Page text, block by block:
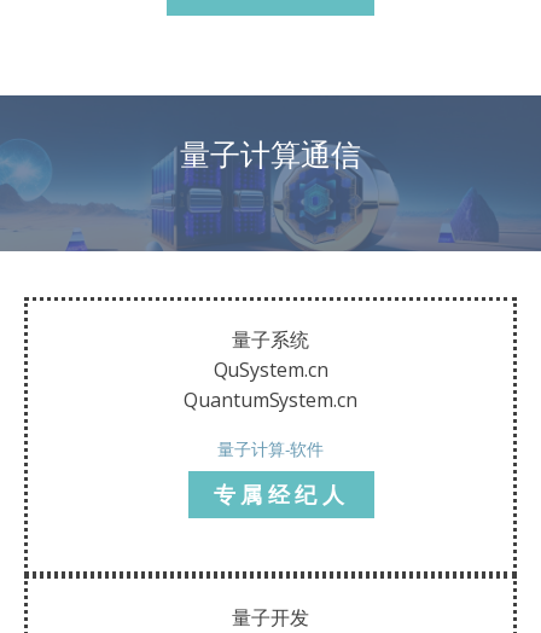
量子计算通信
量子系统
QuSystem.cn
QuantumSystem.cn
量子计算-软件
专属经纪人
量子开发